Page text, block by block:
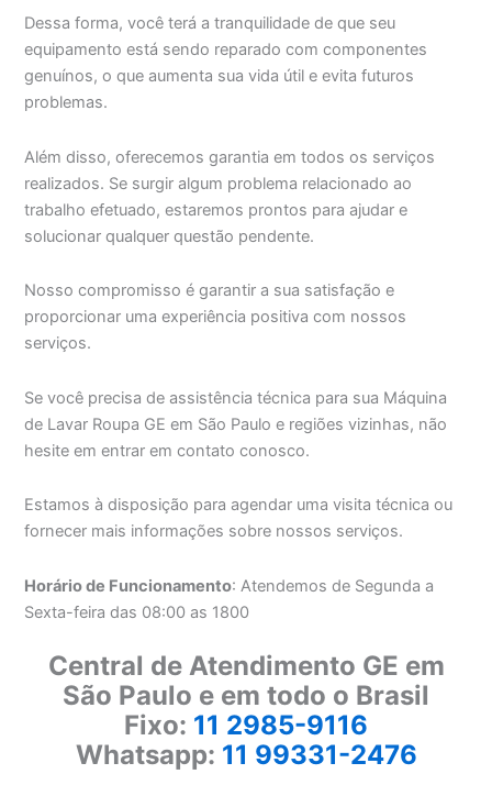
Dessa forma, você terá a tranquilidade de que seu
equipamento está sendo reparado com componentes
genuínos, o que aumenta sua vida útil e evita futuros
problemas.
Além disso, oferecemos garantia em todos os serviços
realizados. Se surgir algum problema relacionado ao
trabalho efetuado, estaremos prontos para ajudar e
solucionar qualquer questão pendente.
Nosso compromisso é garantir a sua satisfação e
proporcionar uma experiência positiva com nossos
serviços.
Se você precisa de assistência técnica para sua Máquina
de Lavar Roupa GE em São Paulo e regiões vizinhas, não
hesite em entrar em contato conosco.
Estamos à disposição para agendar uma visita técnica ou
fornecer mais informações sobre nossos serviços.
Horário de Funcionamento: Atendemos de Segunda a
Sexta-feira das 08:00 as 1800
Central de Atendimento GE em
São Paulo e em todo o Brasil
Fixo: 11 2985-9116
Whatsapp: 11 99331-2476